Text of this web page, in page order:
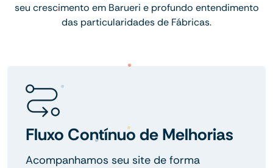
seu crescimento em Barueri e profundo entendimento
das particularidades de Fábricas.
Fluxo Contínuo de Melhorias
Acompanhamos seu site de forma